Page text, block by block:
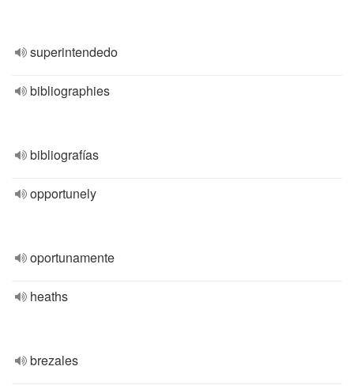
superintendedo
bibliographies
bibliografías
opportunely
oportunamente
heaths
brezales